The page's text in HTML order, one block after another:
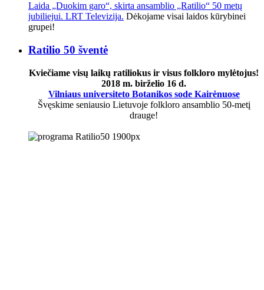
Laida „Duokim garo“, skirta ansamblio „Ratilio“ 50 metų
jubiliejui. LRT Televizija. Dėkojame visai laidos kūrybinei
grupei!
Ratilio 50 šventė
Kviečiame visų laikų ratiliokus ir visus folkloro mylėtojus!
2018 m. birželio 16 d.
Vilniaus universiteto Botanikos sode Kairėnuose
Švęskime seniausio Lietuvoje folkloro ansamblio 50-metį
drauge!